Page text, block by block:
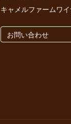
キャメルファームワ
お問い合わせ